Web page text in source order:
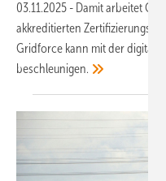
03.11.2025 - Damit arbeitet
akkreditierten
Gridforce kann mit der
beschleunigen.